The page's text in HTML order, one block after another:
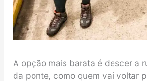
A opção mais barata é descer a
da ponte, como quem vai voltar